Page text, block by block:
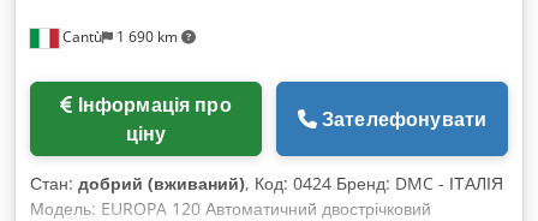
Cantù 1 690 km
ціну
Зателефонувати
Стан: добрий (вживаний), Код: 0424 Бренд: DMC - ІТАЛІЯ
Модель: EUROPA 120 Автоматичний двострічковий